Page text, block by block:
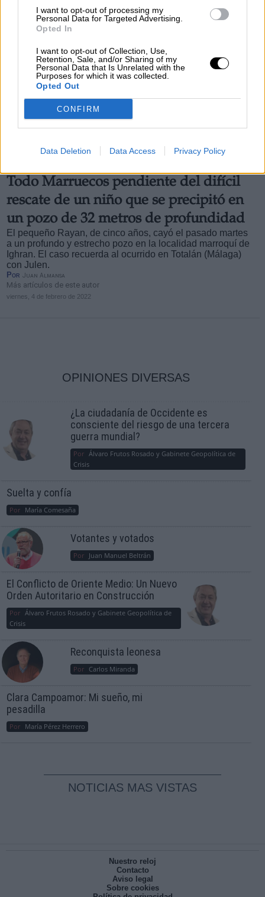
I want to opt-out of processing my
Personal Data for Targeted Advertising.
Opted In
I want to opt-out of Collection, Use,
Retention, Sale, and/or Sharing of my
Personal Data that Is Unrelated with the
Purposes for which it was collected.
Opted Out
CONFIRM
Data Deletion Data Access Privacy Policy
Todo Marruecos pendiente del difícil
rescate de un niño que se precipitó en
un pozo de 32 metros de profundidad
El pequeño Rayan, de cinco años, cayó el pasado martes
a un profundo y estrecho pozo en la localidad marroquí de
Ighran. El caso recuerda al ocurrido en Totalán (Málaga)
con Julen.
Por Juan Almansa
Más artículos de este autor
viernes, 4 de febrero de 2022
OPINIONES DIVERSAS
¿La ciudadanía de Occidente es
consciente del riesgo de una tercera
guerra mundial?
Por Álvaro Frutos Rosado y Gabinete Geopolítica de
Crisis
Suelta y confía
Por María Comesaña
Votantes y votados
Por Juan Manuel Beltrán
El Conflicto de Oriente Medio: Un Nuevo
Orden Autoritario en Construcción
Por Álvaro Frutos Rosado y Gabinete Geopolítica de
Crisis
Reconquista leonesa
Por Carlos Miranda
Clara Campoamor: Mi sueño, mi
pesadilla
Por María Pérez Herrero
NOTICIAS MAS VISTAS
Nuestro reloj
Contacto
Aviso legal
Sobre cookies